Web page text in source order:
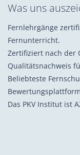
Was uns
Fernlehrgänge
Fernunterricht.
Zertifiziert nach der
Qualitätsnachweis
Beliebteste
Das PKV Institut ist